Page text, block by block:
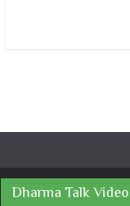
Dharma Talk